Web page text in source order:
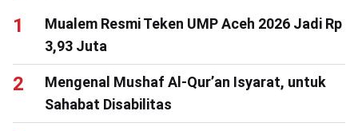
Mualem Resmi Teken UMP Aceh 2026 Jadi Rp
3,93 Juta
Mengenal Mushaf Al-Qur’an Isyarat, untuk
Sahabat Disabilitas